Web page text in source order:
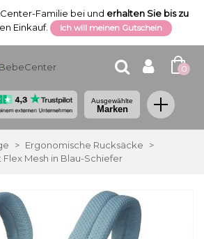
Familie bei und erhalten Sie bis zu
Einkauf. Ich will meinen Gutschein
0
Ausgewählte
Marken
> Ergonomische Rucksäcke
>
Mesh in Blau-Schiefer